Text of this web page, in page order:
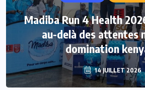
Madiba Run 4 Health
au-delà des attentes
domination
14 JUILLET 2026